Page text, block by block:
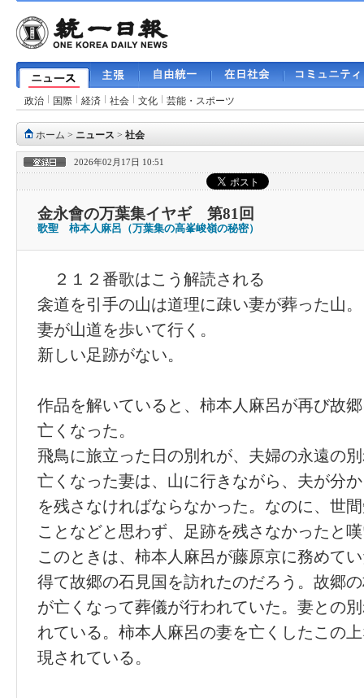
政治 国際 経済 社会 文化 芸能・スポーツ
ホーム > ニュース > 社会
2026年02月17日 10:51
金永會の万葉集イヤギ 第81回
歌聖 柿本人麻呂（万葉集の高峯峻嶺の秘密）
２１２番歌はこう解読される
衾道を引手の山は道理に疎い妻が葬った山。
妻が山道を歩いて行く。
新しい足跡がない。
作品を解いていると、柿本人麻呂が再び故
亡くなった。
飛鳥に旅立った日の別れが、夫婦の永遠の
亡くなった妻は、山に行きながら、夫が分
を残さなければならなかった。なのに、世
ことなどと思わず、足跡を残さなかったと
このときは、柿本人麻呂が藤原京に務めて
得て故郷の石見国を訪れたのだろう。故郷
が亡くなって葬儀が行われていた。妻との
れている。柿本人麻呂の妻を亡くしたこの
現されている。